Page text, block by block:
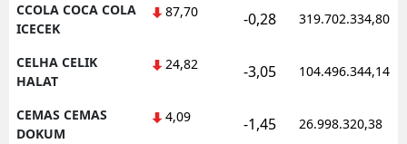
CCOLA COCA COLA
ICECEK
87,70 -0,28 319.702.334,80
CELHA CELIK
HALAT
24,82 -3,05 104.496.344,14
CEMAS CEMAS
DOKUM
4,09 -1,45 26.998.320,38